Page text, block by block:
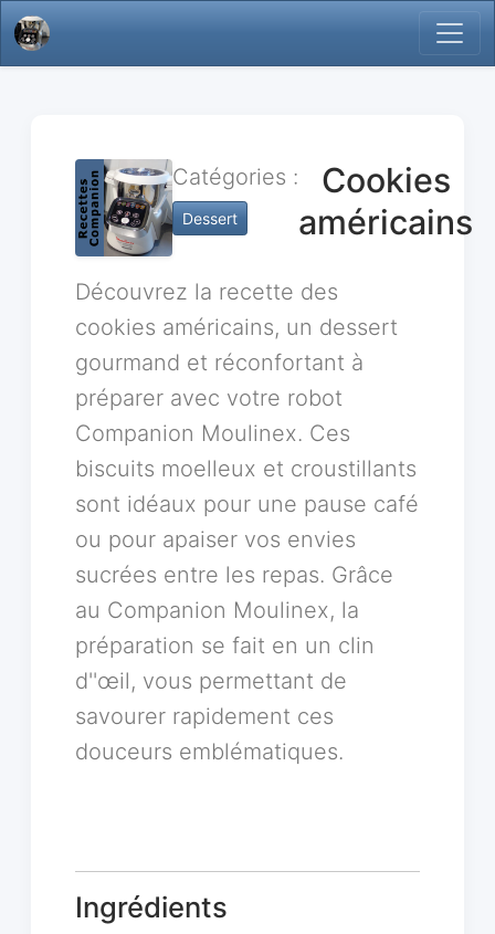
Catégories :
Dessert
Cookies
américains
Découvrez la recette des
cookies américains, un dessert
gourmand et réconfortant à
préparer avec votre robot
Companion Moulinex. Ces
biscuits moelleux et croustillants
sont idéaux pour une pause café
ou pour apaiser vos envies
sucrées entre les repas. Grâce
au Companion Moulinex, la
préparation se fait en un clin
d''œil, vous permettant de
savourer rapidement ces
douceurs emblématiques.
Ingrédients